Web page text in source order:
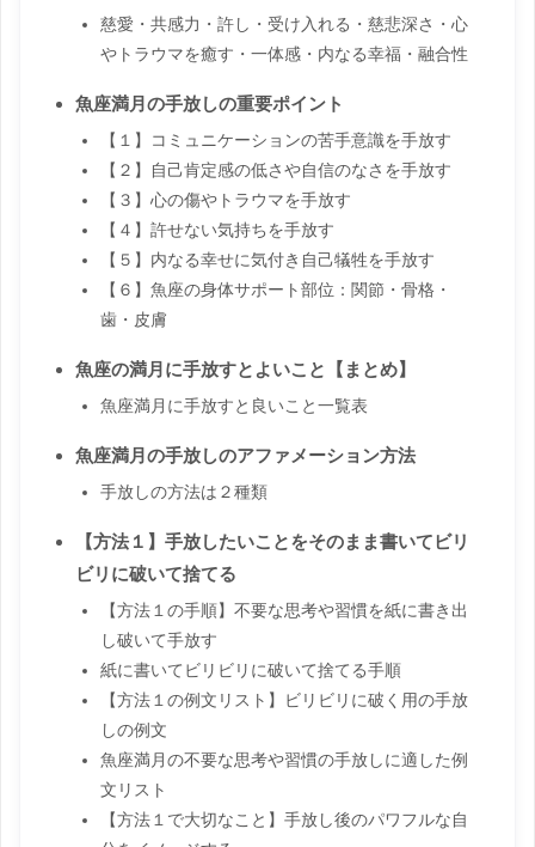
慈愛・共感力・許し・受け入れる・慈悲深さ・心
やトラウマを癒す・一体感・内なる幸福・融合性
魚座満月の手放しの重要ポイント
【１】コミュニケーションの苦手意識を手放す
【２】自己肯定感の低さや自信のなさを手放す
【３】心の傷やトラウマを手放す
【４】許せない気持ちを手放す
【５】内なる幸せに気付き自己犠牲を手放す
【６】魚座の身体サポート部位：関節・骨格・
歯・皮膚
魚座の満月に手放すとよいこと【まとめ】
魚座満月に手放すと良いこと一覧表
魚座満月の手放しのアファメーション方法
手放しの方法は２種類
【方法１】手放したいことをそのまま書いてビリ
ビリに破いて捨てる
【方法１の手順】不要な思考や習慣を紙に書き出
し破いて手放す
紙に書いてビリビリに破いて捨てる手順
【方法１の例文リスト】ビリビリに破く用の手放
しの例文
魚座満月の不要な思考や習慣の手放しに適した例
文リスト
【方法１で大切なこと】手放し後のパワフルな自